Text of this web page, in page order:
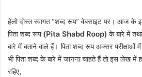
हेलो दोस्त स्वागत “शब्द रूप” वेबसाइट पर। आज के
पिता शब्द रूप (Pita Shabd Roop) के बारे में
बारे में बताने वाले हैं। पिता शब्द रूप अक्सर परीक्षाओं
भी पिता शब्द के बारे में जानना चाहते हैं तो इस लेख
रहिए,